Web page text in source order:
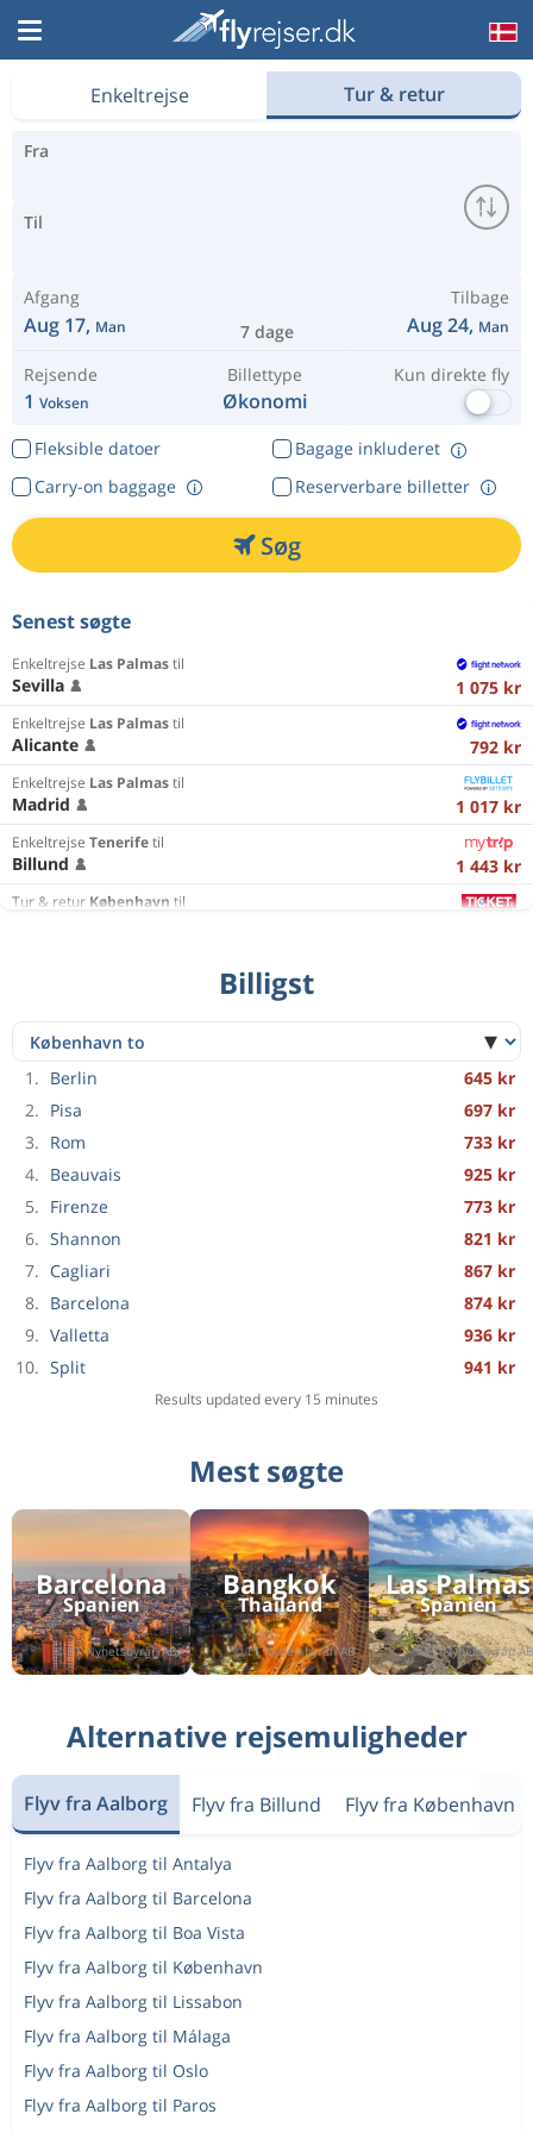
Find billige flybilletter
Enkeltrejse Tur & retur
Fra
Til
Afgang
Aug 17, Man 7 dage
Tilbage
Aug 24, Man
Rejsende
1 Voksen
Billettype
Økonomi
Kun direkte fly
Fleksible datoer
Bagage inkluderet
Reserverbare billetter
Carry-on baggage
Søg
Senest søgte
Enkeltrejse Las Palmastil
Sevilla 1 075 kr
Enkeltrejse Las Palmastil
Alicante 792 kr
Enkeltrejse Las Palmastil
Madrid 1 017 kr
Enkeltrejse Tenerifetil
Billund 1 443 kr
Tur & retur København til
EnkeltrejseThessalonikitil
København 859 kr
EnkeltrejseThessaloniki
London 1 187 kr
Enkeltrejse
752 kr
EnkeltrejseRom
Aalborg
Istanbul 1 029 kr
Kuala Lumpur 617 kr
Tur & retur
Noumea 1 733 kr
EnkeltrejseNaditil
Apia 1 330 kr
EnkeltrejseBarcelonatil
Las Palmas 284 kr
EnkeltrejseLas Palmastil
Enkeltrejse Las Palmastil
Enkeltrejse Las Palmas
Valencia 1 540 kr
Enkeltrejse Las Palmas til
Sevilla
Enkeltrejse Las Palmas
Alicante
EnkeltrejseLas Palmas til
Madrid
EnkeltrejseTenerife til
Billund
Kraków
Billigst
1. Berlin
645 kr
2. Pisa
697 kr
3. Rom
733 kr
4. Beauvais
925 kr
5. Firenze
773 kr
6. Shannon
821 kr
7. Cagliari
867 kr
8. Barcelona
874 kr
9. Valletta
936 kr
10. Split 941 kr
Results updated every 15 minutes
Mest søgte
Barcelona
Spanien
Bangkok
Thailand
Las Palmas
Spanien
Alternative rejsemuligheder
Flyv fra Aalborg Flyv fra Billund Flyv fra København
Flyv fra Aalborg til Antalya
Flyv fra Aalborg til Barcelona
Flyv fra Aalborg til Boa Vista
Flyv fra Aalborg til København
Flyv fra Aalborg til Lissabon
Flyv fra Aalborg til Málaga
Flyv fra Aalborg til Oslo
Flyv fra Aalborg til Paros